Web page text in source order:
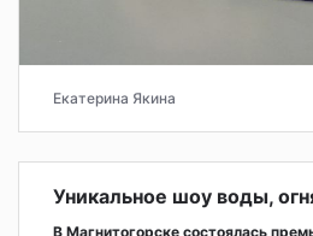
Екатерина Якина
Уникальное шоу воды,
В Магнитогорске состоялась